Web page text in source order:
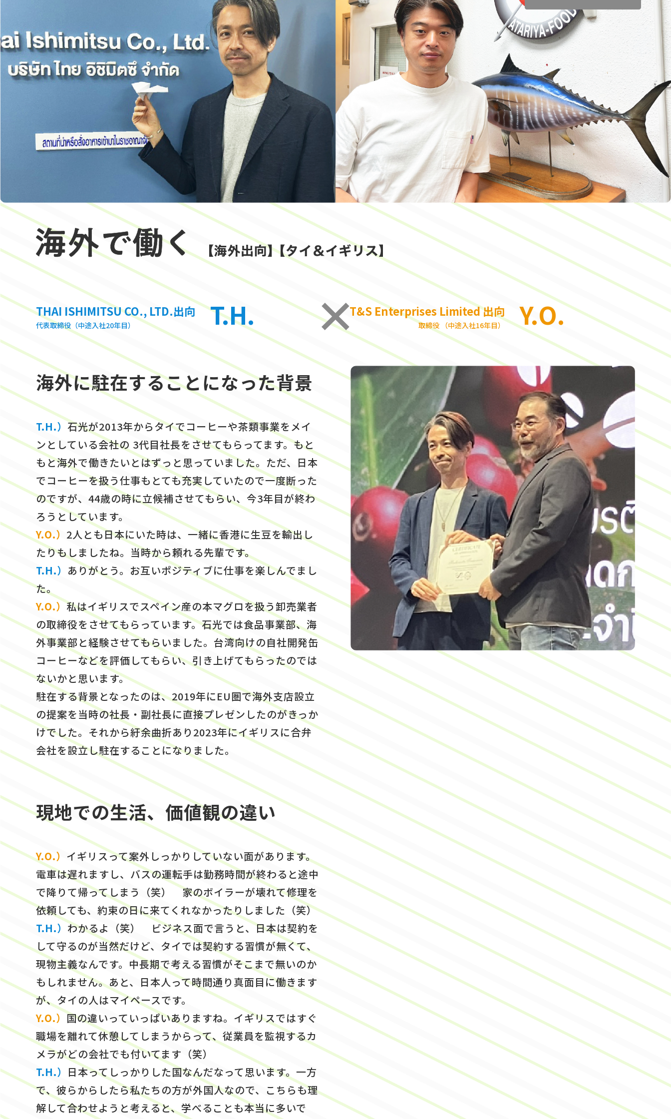
THAI ISHIMITSU CO., LTD.出向
代表取締役（中途入社20年目） T.H. T&S Enterprises Limited 出向
取締役 （中途入社16年目） Y.O.
海外に駐在することになった背景
T.H.） 石光が2013年からタイでコーヒーや茶類事業をメイ
ンとしている会社の 3代目社長をさせてもらってます。もと
もと海外で働きたいとはずっと思っていました。ただ、日本
でコーヒーを扱う仕事もとても充実していたので一度断った
のですが、44歳の時に立候補させてもらい、今3年目が終わ
ろうとしています。
Y.O.） 2人とも日本にいた時は、一緒に香港に生豆を輸出し
たりもしましたね。当時から頼れる先輩です。
T.H.） ありがとう。お互いポジティブに仕事を楽しんでまし
た。
Y.O.）私はイギリスでスペイン産の本マグロを扱う卸売業者
の取締役をさせてもらっています。石光では食品事業部、海
外事業部と経験させてもらいました。台湾向けの自社開発缶
コーヒーなどを評価してもらい、引き上げてもらったのでは
ないかと思います。
駐在する背景となったのは、2019年にEU圏で海外支店設立
の提案を当時の社長・副社長に直接プレゼンしたのがきっか
けでした。それから紆余曲折あり2023年にイギリスに合弁
会社を設立し駐在することになりました。
現地での生活、価値観の違い
Y.O.） イギリスって案外しっかりしていない面があります。
電車は遅れますし、バスの運転手は勤務時間が終わると途中
で降りて帰ってしまう（笑） 家のボイラーが壊れて修理を
依頼しても、約束の日に来てくれなかったりしました（笑）
T.H.） わかるよ（笑） ビジネス面で言うと、日本は契約を
して守るのが当然だけど、タイでは契約する習慣が無くて、
現物主義なんです。中長期で考える習慣がそこまで無いのか
もしれません。あと、日本人って時間通り真面目に働きます
が、タイの人はマイペースです。
Y.O.）国の違いっていっぱいありますね。イギリスではすぐ
職場を離れて休憩してしまうからって、従業員を監視するカ
メラがどの会社でも付いてます（笑）
T.H.） 日本ってしっかりした国なんだなって思います。一方
で、彼らからしたら私たちの方が外国人なので、こちらも理
解して合わせようと考えると、学べることも本当に多いで